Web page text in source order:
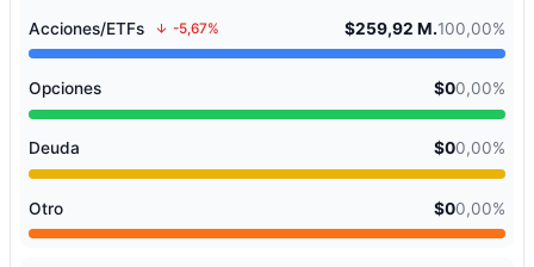
Acciones/ETFs -5,67% $259,92 M.100,00%
Opciones $00,00%
Deuda $00,00%
Otro $00,00%